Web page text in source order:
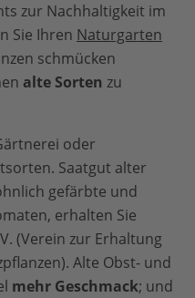
zur Nachhaltigkeit im
Sie Ihren Naturgarten
schmücken
alte Sorten zu
oder
Saatgut alter
gefärbte und
erhalten Sie
(Verein zur Erhaltung
Alte Obst- und
mehr Geschmack; und